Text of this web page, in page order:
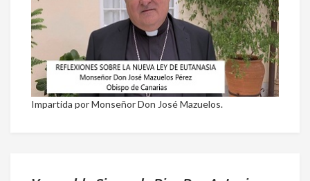
Impartida por Monseñor Don José Mazuelos.